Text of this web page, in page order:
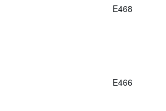
E468
E466